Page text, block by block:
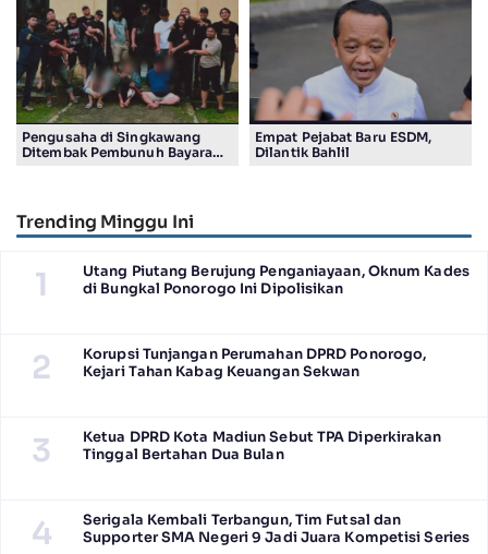
Pengusaha di Singkawang
Ditembak Pembunuh Bayaran
Empat Pejabat Baru ESDM,
Dilantik Bahlil
Trending Minggu Ini
1
Utang Piutang Berujung Penganiayaan, Oknum Kades
di Bungkal Ponorogo Ini Dipolisikan
2
Korupsi Tunjangan Perumahan DPRD Ponorogo,
Kejari Tahan Kabag Keuangan Sekwan
3
Ketua DPRD Kota Madiun Sebut TPA Diperkirakan
Tinggal Bertahan Dua Bulan
4
Serigala Kembali Terbangun, Tim Futsal dan
Supporter SMA Negeri 9 Jadi Juara Kompetisi Series